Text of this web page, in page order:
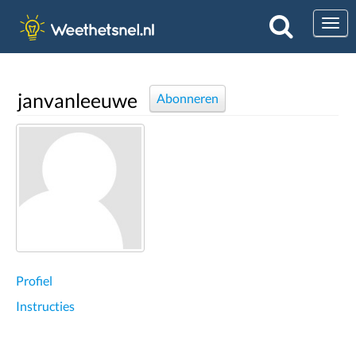
janvanleeuwe Abonneren
Profiel
Instructies